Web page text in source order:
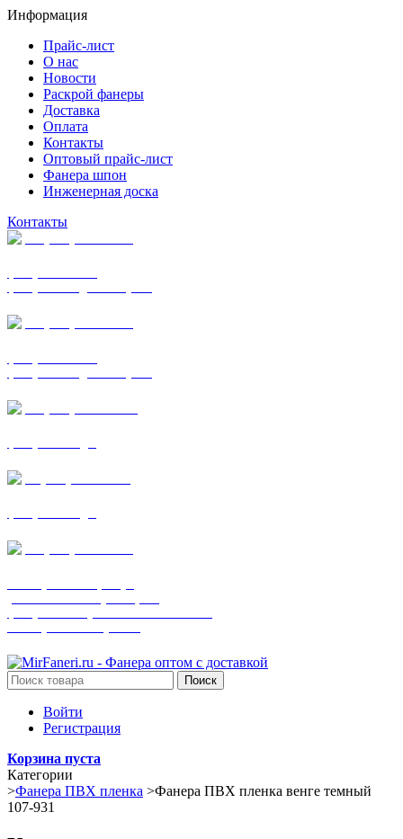
Информация
Прайс-лист
О нас
Новости
Раскрой фанеры
Доставка
Оплата
Контакты
Оптовый прайс-лист
Фанера шпон
Инженерная доска
Контакты
Поиск
Войти
Регистрация
Корзина пуста
Категории
>Фанера ПВХ пленка >Фанера ПВХ пленка венге темный
107-931